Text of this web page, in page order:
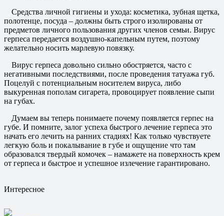
Средства личной гигиены и ухода: косметика, зубная щетка,
полотенце, посуда – должны быть строго изолированы от
предметов личного пользования других членов семьи. Вирус
герпеса передается воздушно-капельным путем, поэтому
желательно носить марлевую повязку.
Вирус герпеса довольно сильно обостряется, часто с
негативными последствиями, после проведения татуажа губ.
Поцелуй с потенциальным носителем вируса, либо
выкуренная пополам сигарета, провоцирует появление сыпи
на губах.
Думаем вы теперь понимаете почему появляется герпес на
губе. И помните, залог успеха быстрого лечение герпеса это
начать его лечить на ранних стадиях! Как только чувствуете
легкую боль и покалывание в губе и ощущение что там
образовался твердый комочек – намажете на поверхность крем
от герпеса и быстрое и успешное излечение гарантировано.
Интересное